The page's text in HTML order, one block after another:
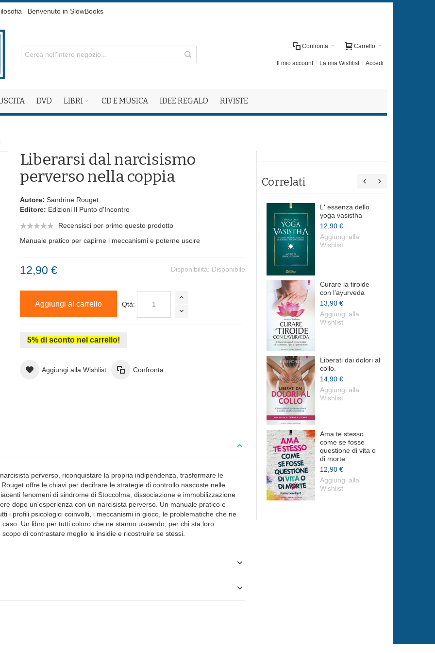
Benvenuto in SlowBooks
Carrello
Confronta
Il mio account La mia Wishlist Accedi
DVD LIBRI CD E MUSICA IDEE REGALO RIVISTE
Liberarsi dal narcisismo
perverso nella coppia
Autore: Sandrine Rouget
Editore: Edizioni Il Punto d'Incontro
Recensisci per primo questo prodotto
Manuale pratico per capirne i meccanismi e poterne uscire
Disponibilità: Disponibile
12,90 €
Qtà:
Aggiungi al carrello
5% di sconto nel carrello!
Aggiungi alla Wishlist Confronta
Correlati
L' essenza dello
yoga vasistha
12,90 €
Aggiungi alla
Wishlist
Curare la tiroide
con l'ayurveda
13,90 €
Aggiungi alla
Wishlist
Liberati dai dolori al
collo.
14,90 €
Aggiungi alla
Wishlist
Ama te stesso
come se fosse
questione di vita o
di morte
12,90 €
Aggiungi alla
Wishlist
perverso, riconquistare la propria indipendenza, trasformare le
offre le chiavi per decifrare le strategie di controllo nascoste nelle
fenomeni di sindrome di Stoccolma, dissociazione e immobilizzazione
dopo un'esperienza con un narcisista perverso. Un manuale pratico e
i profili psicologici coinvolti, i meccanismi in gioco, le problematiche che ne
Un libro per tutti coloro che ne stanno uscendo, per chi sta loro
di contrastare meglio le insidie e ricostruire se stessi.